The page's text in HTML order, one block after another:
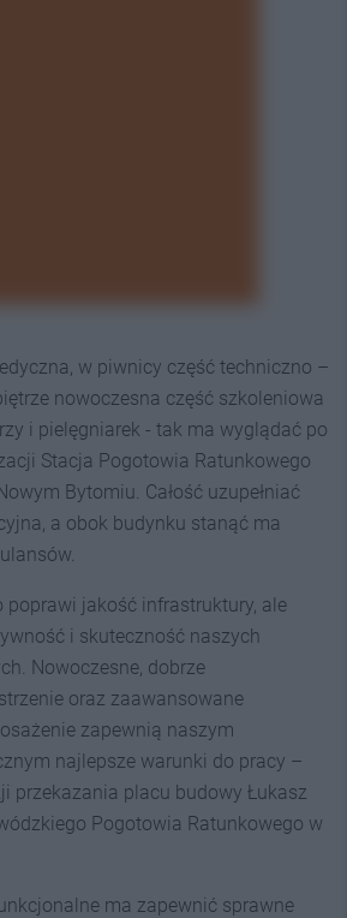
w piwnicy część techniczno –
nowoczesna część szkoleniowa
i pielęgniarek - tak ma wyglądać po
Stacja Pogotowia Ratunkowego
Bytomiu. Całość uzupełniać
a obok budynku stanąć ma
poprawi jakość infrastruktury, ale
i skuteczność naszych
Nowoczesne, dobrze
oraz zaawansowane
zapewnią naszym
najlepsze warunki do pracy –
przekazania placu budowy Łukasz
Pogotowia Ratunkowego w
ma zapewnić sprawne